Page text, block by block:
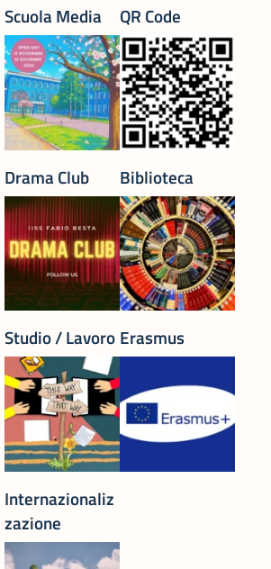
Scuola Media QR Code
Drama Club Biblioteca
Studio / Lavoro Erasmus
Internazionaliz
zazione